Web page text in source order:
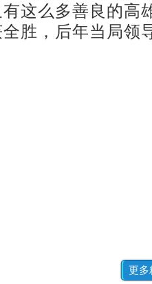
这么多善良的高
胜，后年当局领
更多